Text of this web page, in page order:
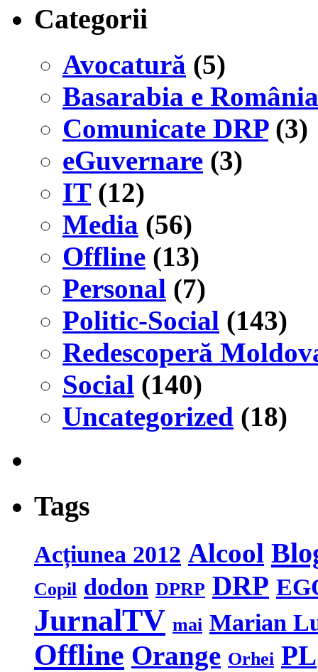
Categorii
Avocatură (5)
Basarabia e România
Comunicate DRP(3)
eGuvernare (3)
IT(12)
Media (56)
Offline (13)
Personal (7)
Politic-Social (143)
Redescoperă
Social (140)
Uncategorized (18)
Tags
Acțiunea 2012 Alcool
Copil dodon DPRP DRP
JurnalTV mai Marian
Offline Orange Orhei PL